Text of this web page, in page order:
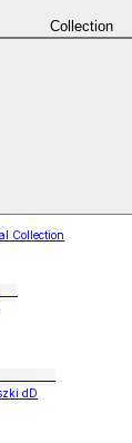
Collection
Collection
dD